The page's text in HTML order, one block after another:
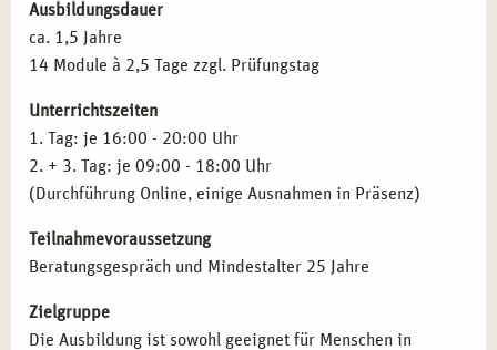
und Seminaren zur mentalen Gesundheit.
Spezialisierung:
Kinder- und Jugendtherapie oder Verhaltenstherapie.
Lehrtätigkeit:Ausbildung angehender Heilpraktiker
und Weitergabe Ihres Wissens.
QUALIFIKATIONEN NACH IHRER AUSBILDUNG
Mit erfolgreichem Abschluss können Sie folgende
Heilpraktiker für Psychotherapie:Zulassung zur
Persönlichkeitsstörungen
Intelligenzminderung
Entwicklungsstörungen
Störungen in Kindheit und Jugend
Prüfungstraining für die amtsärztliche Überprüfung
Gesetzeskunde
Therapieanträge
Inhalte der Fortbildung
Ausbildungsdauer
ca. 1,5 Jahre
14 Module à 2,5 Tage zzgl. Prüfungstag
Unterrichtszeiten
1. Tag: je 16:00 - 20:00 Uhr
2. + 3. Tag: je 09:00 - 18:00 Uhr
(Durchführung Online, einige Ausnahmen in Präsenz)
Teilnahmevoraussetzung
Beratungsgespräch und Mindestalter 25 Jahre
Zielgruppe
Die Ausbildung ist sowohl geeignet für Menschen in